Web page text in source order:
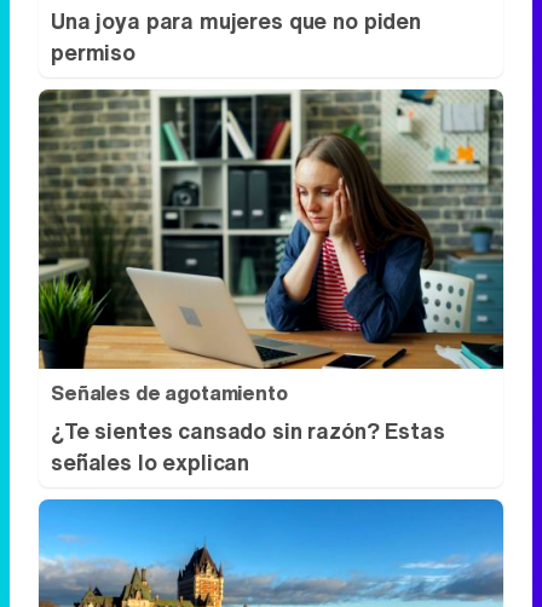
Una joya para mujeres que no piden
permiso
Señales de agotamiento
¿Te sientes cansado sin razón? Estas
señales lo explican